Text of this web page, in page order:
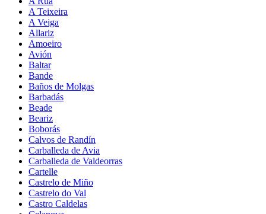
A Teixeira
A Veiga
Allariz
Amoeiro
Avión
Baltar
Bande
Baños de Molgas
Barbadás
Beade
Beariz
Boborás
Calvos de Randín
Carballeda de Avia
Carballeda de Valdeorras
Cartelle
Castrelo de Miño
Castrelo do Val
Castro Caldelas